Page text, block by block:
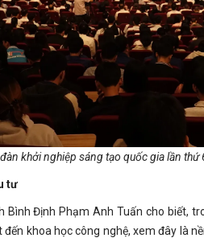
khởi nghiệp sáng tạo quốc gia lần thứ
tư
Bình Định Phạm Anh Tuấn cho biết,
khoa học công nghệ, xem đây là